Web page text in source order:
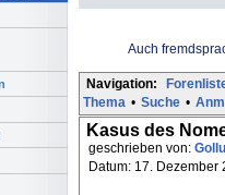
Auch
Navigation:
Thema • Suche •
Kasus des
geschrieben von:
Datum: 17. Dezember